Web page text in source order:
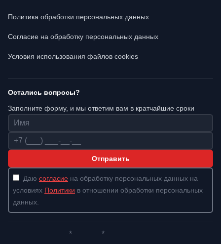
Политика обработки персональных данных
Согласие на обработку персональных данных
Условия использования файлов cookies
Остались вопросы?
Заполните форму, и мы ответим вам в кратчайшие сроки
Имя
Телефон
Отправить
Даю согласие на обработку персональных данных на
условиях Политики в отношении обработки персональных
данных.
* *